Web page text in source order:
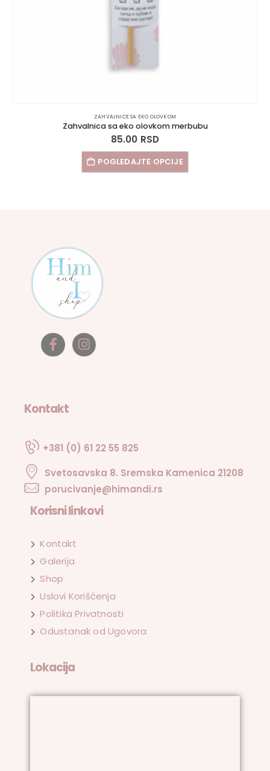
ZAHVALNICE SA EKO OLOVKOM
Zahvalnica sa eko olovkom merbubu
85.00 RSD
POGLEDAJTE OPCIJE
Kontakt
+381 (0) 61 22 55 825
Svetosavska 8. Sremska Kamenica 21208
porucivanje@himandi.rs
Korisni linkovi
Kontakt
Galerija
Shop
Uslovi Korišćenja
Politika Privatnosti
Odustanak od Ugovora
Lokacija